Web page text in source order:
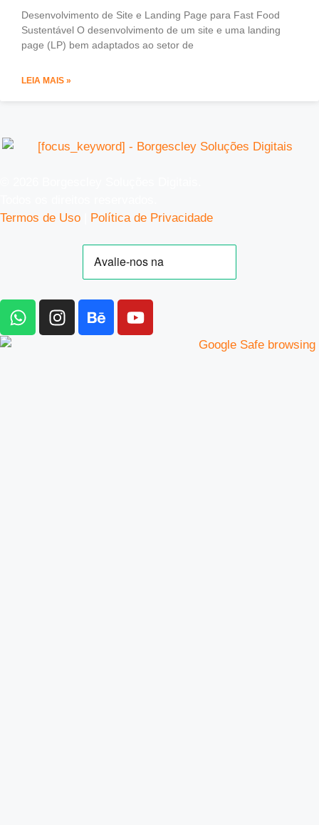
Desenvolvimento de Site e Landing Page para Fast Food
Sustentável O desenvolvimento de um site e uma landing
page (LP) bem adaptados ao setor de
LEIA MAIS »
Termos de Uso
Política de Privacidade